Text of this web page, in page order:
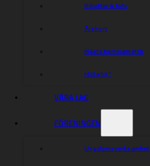
Biljetter & Info
Årskort
Nästa hemmamatch
Hitta hit!
VÅRA LAG
FÖRENINGEN
Ungdomsverksamhet